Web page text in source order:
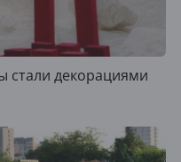
стали декорациями